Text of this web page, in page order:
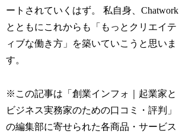
ートされていくはず。 私自身、Chatwork
とともにこれからも「もっとクリエイテ
ィブな働き方」を築いていこうと思いま
す。
※この記事は「創業インフォ｜起業家と
ビジネス実務家のための口コミ・評判」
の編集部に寄せられた各商品・サービス